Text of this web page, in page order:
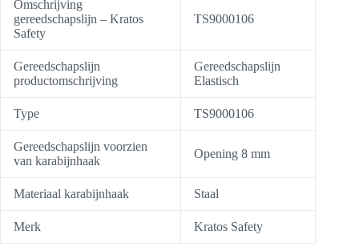
Omschrijving
gereedschapslijn – Kratos
Safety
TS9000106
Gereedschapslijn
productomschrijving
Gereedschapslijn
Elastisch
Type TS9000106
Gereedschapslijn voorzien
van karabijnhaak
Opening 8 mm
Materiaal karabijnhaak Staal
Merk Kratos Safety